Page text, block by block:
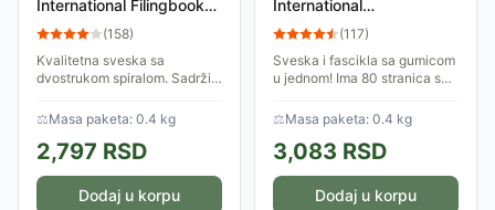
International Filingbook
A4+ kvadratići 06XI341
(158)
Kvalitetna sveska sa
dvostrukom spiralom. Sadrži
kvadratićima i dvostrukim
marginama i zaglavljem.
Stranice imaju po 4...
⚖Masa paketa: 0.4 kg
2,797 RSD
Dodaj u korpu
International
Meetingbook A4+
(117)
Sveska i fascikla sa gumicom
u jednom! Ima 80 stranica sa
perforirane za lako odlaganje
u registrator. Ima kartonsku...
⚖Masa paketa: 0.4 kg
3,083 RSD
Dodaj u korpu